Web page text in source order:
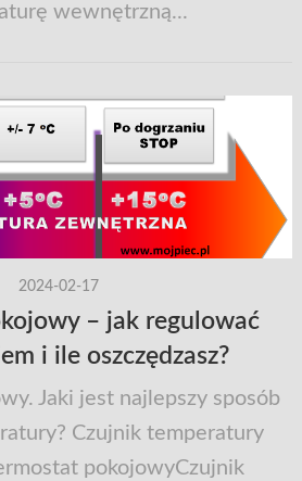
wewnętrzną...
2024-02-17
– jak regulować
i ile oszczędzasz?
Jaki jest najlepszy sposób
Czujnik temperatury
pokojowyCzujnik